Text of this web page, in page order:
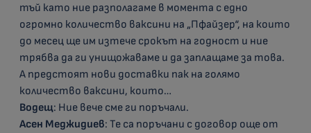
тъй като ние разполагаме в момента с едно
огромно количество ваксини на „Пфайзер“, на които
до месец ще им изтече срокът на годност и ние
трябва да ги унищожаваме и да заплащаме за това.
А предстоят нови доставки пак на голямо
количество ваксини, които…
Водещ: Ние вече сме ги поръчали.
Асен Меджидиев: Те са поръчани с договор още от